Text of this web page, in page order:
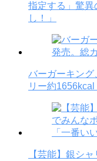
指定する」驚
し！」
バーガーキング
リー約
【芸能】銀シ